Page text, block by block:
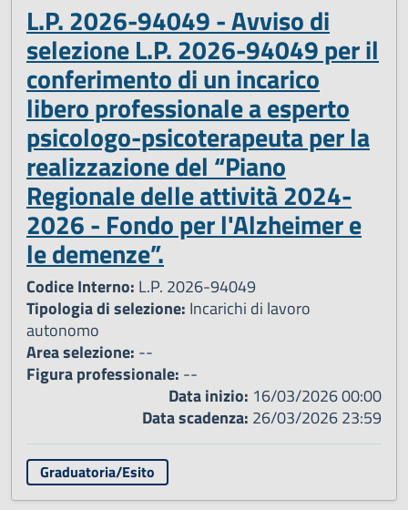
L.P. 2026-94049 - Avviso di
selezione L.P. 2026-94049 per il
conferimento di un incarico
libero professionale a esperto
psicologo-psicoterapeuta per la
realizzazione del “Piano
Regionale delle attività 2024-
2026 - Fondo per l'Alzheimer e
le demenze”.
Codice Interno: L.P. 2026-94049
Tipologia di selezione: Incarichi di lavoro
autonomo
Area selezione: --
Figura professionale: --
Data inizio: 16/03/2026 00:00
Data scadenza: 26/03/2026 23:59
Graduatoria/Esito